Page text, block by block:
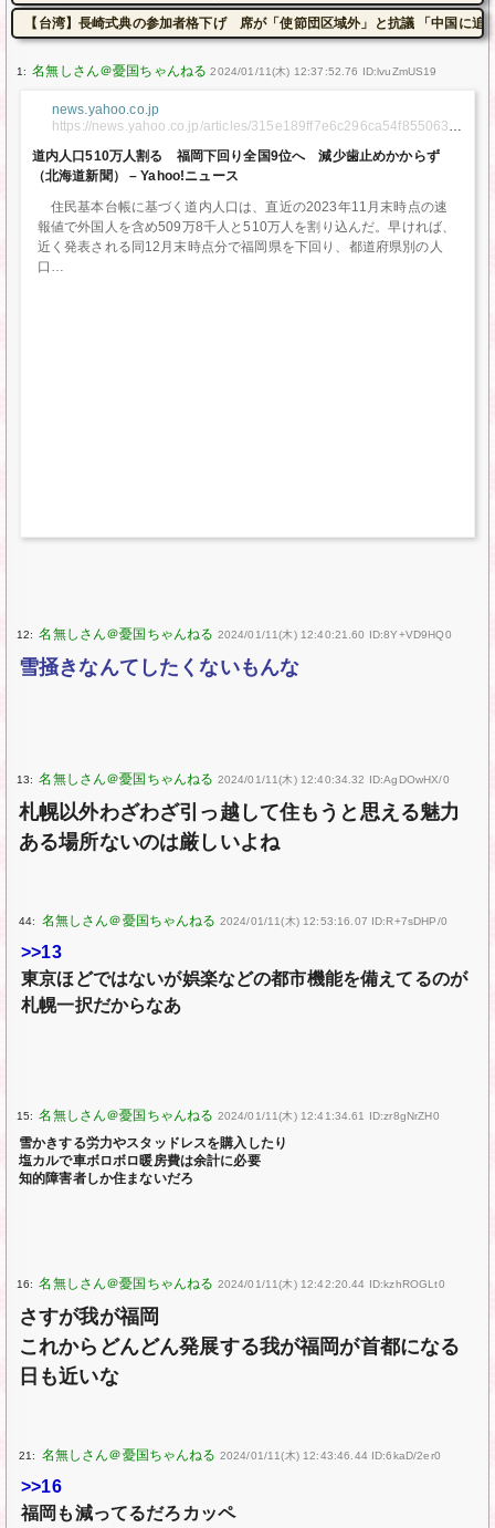
【台湾】長崎式典の参加者格下げ 席が「使節団区域外」と抗議 「中国に追
1: 2024/01/11(木) 12:37:52.76 ID:lvuZmUS19
news.yahoo.co.jp
https://news.yahoo.co.jp/articles/315e189ff7e6c296ca54f8550634
道内人口510万人割る 福岡下回り全国9位へ 減少歯止めかからず
（北海道新聞） – Yahoo!ニュース
住民基本台帳に基づく道内人口は、直近の2023年11月末時点の速
報値で外国人を含め509万8千人と510万人を割り込んだ。早ければ、
近く発表される同12月末時点分で福岡県を下回り、都道府県別の人
口
12: 2024/01/11(木) 12:40:21.60 ID:8Y+VD9HQ0
雪掻きなんてしたくないもんな
13: 2024/01/11(木) 12:40:34.32 ID:AgDOwHX/0
札幌以外わざわざ引っ越して住もうと思える魅力
ある場所ないのは厳しいよね
44: 2024/01/11(木) 12:53:16.07 ID:R+7sDHP/0
>>13
東京ほどではないが娯楽などの都市機能を備えてるのが
札幌一択だからなあ
15: 2024/01/11(木) 12:41:34.61 ID:zr8gNrZH0
雪かきする労力やスタッドレスを購入したり
塩カルで車ボロボロ暖房費は余計に必要
知的障害者しか住まないだろ
16: 2024/01/11(木) 12:42:20.44 ID:kzhROGLt0
さすが我が福岡
これからどんどん発展する我が福岡が首都になる
日も近いな
21: 2024/01/11(木) 12:43:46.44 ID:6kaD/2er0
>>16
福岡も減ってるだろカッペ